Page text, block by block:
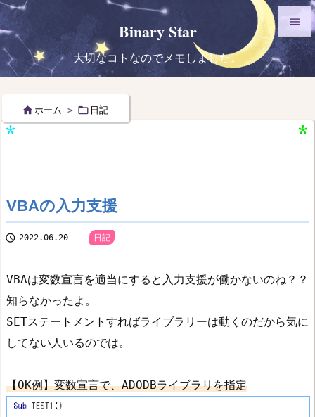
Binary Star
大切なコトなのでメモしました。


メニュ

 ホーム >  日記
VBAの入力支援
 2022.06.20 日記
VBAは変数宣言を適当にすると入力支援が働かないのね？？
知らなかったよ。
SETステートメントすればライブラリーは動くのだから気に
してない人いるのでは。
【OK例】変数宣言で、ADODBライブラリを指定